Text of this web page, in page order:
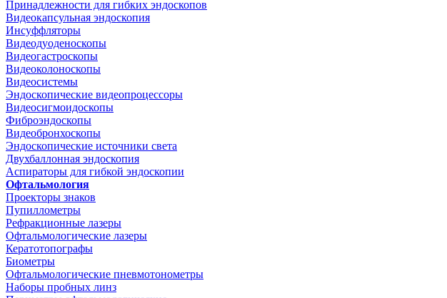
Принадлежности для гибких эндоскопов
Видеокапсульная эндоскопия
Инсуффляторы
Видеодуоденоскопы
Видеогастроскопы
Видеоколоноскопы
Видеосистемы
Эндоскопические видеопроцессоры
Видеосигмоидоскопы
Фиброэндоскопы
Видеобронхоскопы
Эндоскопические источники света
Двухбаллонная эндоскопия
Аспираторы для гибкой эндоскопии
Офтальмология
Проекторы знаков
Пупиллометры
Рефракционные лазеры
Офтальмологические лазеры
Кератотопографы
Биометры
Офтальмологические пневмотонометры
Наборы пробных линз